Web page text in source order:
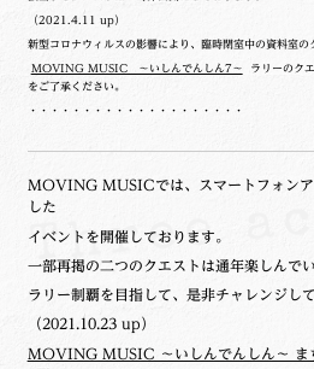
（2021.4.11 up）
新型コロナウィルスの影響により、臨時閉室中の資料室の
MOVING MUSIC ～いしんでんしん7～ ラリーのク
をご了承ください。
・・・・・・・・・・・・・・・・・・・・
MOVING MUSICでは、スマートフォンア
した
イベントを開催しております。
一部再掲の二つのクエストは通年楽しんで
ラリー制覇を目指して、是非チャレンジし
（2021.10.23 up）
MOVING MUSIC ～いしんでんしん～ ま